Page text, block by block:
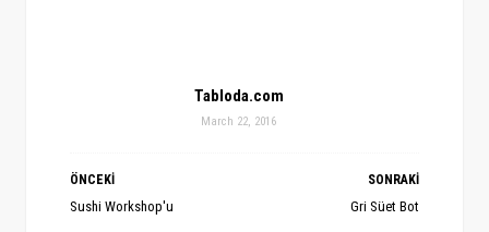
Tabloda.com
March 22, 2016
SONRAKİ
Gri Süet Bot
ÖNCEKİ
Sushi Workshop'u